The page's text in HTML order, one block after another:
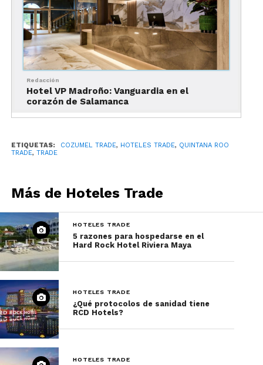
Redacción
Hotel VP Madroño: Vanguardia en el
corazón de Salamanca
ETIQUETAS: COZUMEL TRADE, HOTELES TRADE, QUINTANA ROO
TRADE, TRADE
Más de Hoteles Trade
HOTELES TRADE
5 razones para hospedarse en el
Hard Rock Hotel Riviera Maya
HOTELES TRADE
¿Qué protocolos de sanidad tiene
RCD Hotels?
HOTELES TRADE